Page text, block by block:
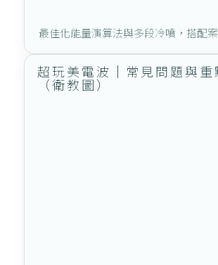
最佳化能量演算法與多段冷噴，搭配
超玩美電波｜常見問題與重
（衛教圖）